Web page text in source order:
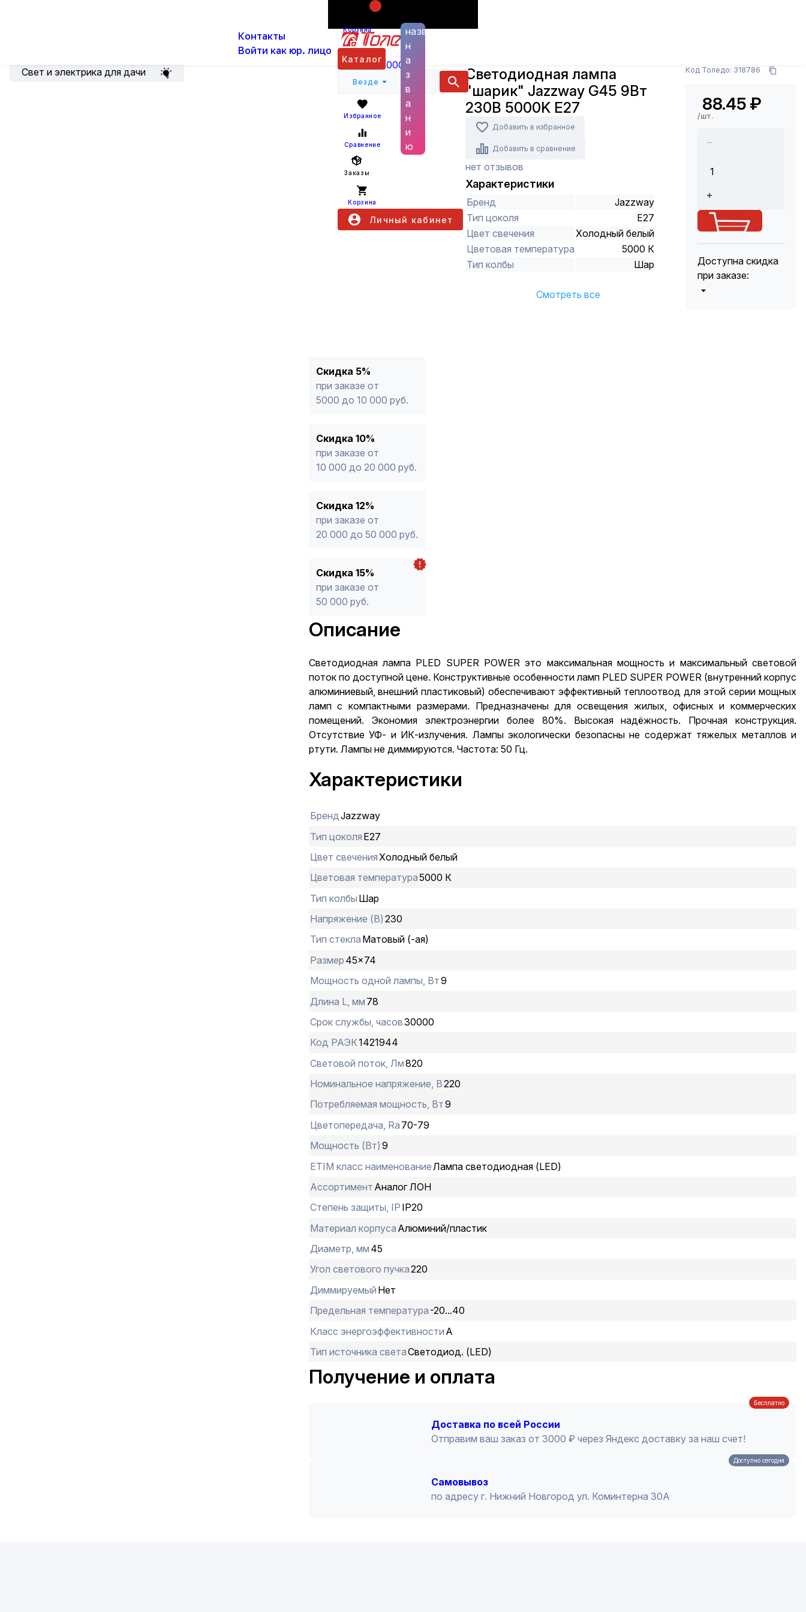
Контакты
Войти как юр. лицо
Корзина
+7 (800) 6000 600
Каталог
Везде
названию
н
а
з
в
а
н
и
ю
Избранное
Сравнение
Заказы
Корзина
Личный кабинет
Свет и электрика для дачи
Каталог Лампы Светодиодные лампы
5000K E27
Светодиодная лампа
"шарик" Jazzway G45 9Вт
230В 5000K E27
Добавить в избранное
Добавить в сравнение
нет отзывов
Характеристики
Бренд
Jazzway
Тип цоколя
E27
Цвет свечения
Холодный белый
Цветовая температура
5000 К
Тип колбы
Шар
Смотреть все
Код Толедо: 318786
88.45 ₽
/шт.
Доступна скидка
при заказе:
Скидка 5%
при заказе от
5000 до 10 000 руб.
Скидка 10%
при заказе от
10 000 до 20 000 руб.
Скидка 12%
при заказе от
20 000 до 50 000 руб.
Скидка 15%
при заказе от
50 000 руб.
Описание
Светодиодная лампа PLED SUPER POWER это максимальная мощность и максимальный световой
поток по доступной цене. Конструктивные особенности ламп PLED SUPER POWER (внутренний корпус
алюминиевый, внешний пластиковый) обеспечивают эффективный теплоотвод для этой серии мощных
ламп с компактными размерами. Предназначены для освещения жилых, офисных и коммерческих
помещений. Экономия электроэнергии более 80%. Высокая надёжность. Прочная конструкция.
Отсутствие УФ- и ИК-излучения. Лампы экологически безопасны не содержат тяжелых металлов и
ртути. Лампы не диммируются. Частота: 50 Гц.
Характеристики
БрендJazzway
Тип цоколя E27
Цвет свечения Холодный белый
Цветовая температура5000 К
Тип колбы Шар
Напряжение (В) 230
Тип стекла Матовый (-ая)
Размер 45×74
Мощность одной лампы, Вт9
Длина L, мм 78
Срок службы, часов30000
Код РАЭК1421944
Световой поток, Лм820
Номинальное напряжение, В220
Потребляемая мощность, Вт9
Цветопередача, Ra 70-79
Мощность (Вт) 9
ETIM класс наименованиеЛампа светодиодная (LED)
Ассортимент Аналог ЛОН
Степень защиты, IP IP20
Материал корпуса Алюминий/пластик
Диаметр, мм 45
Угол светового пучка220
Диммируемый Нет
Предельная температура -20...40
Класс энергоэффективности A
Тип источника cвeтаСветодиод. (LED)
Получение и оплата
Бесплатно
Доставка по всей России
Отправим ваш заказ от 3000 ₽ через Яндекс доставку за наш счет!
Доступно сегодня
Cамовывоз
по адресу г. Нижний Новгород ул. Коминтерна 30А